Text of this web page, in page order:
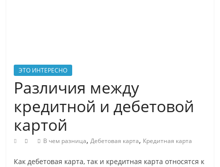
людях
технологиях
простым
языком
Читайте
ЭТО ИНТЕРЕСНО
Различия между
кредитной и дебетовой
картой
В чем разница,Дебетовая карта, Кредитная карта
Как дебетовая карта, так и кредитная карта относятся к